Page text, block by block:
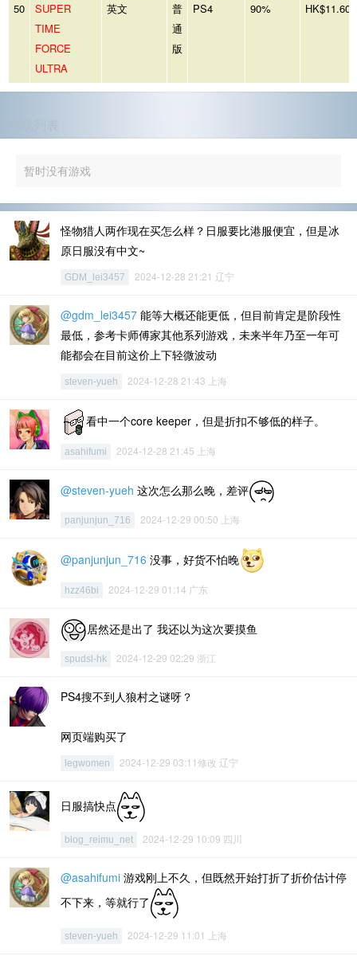
50
SUPER
TIME
FORCE
ULTRA
英文
普
通
版
PS4 90% HK$11.60
暂时没有游戏
怪物猎人两作现在买怎么样？日服要比港服便宜，但是冰
原日服没有中文~
GDM_lei3457 2024-12-28 21:21 辽宁
@gdm_lei3457 能等大概还能更低，但目前肯定是阶段性
最低，参考卡师傅家其他系列游戏，未来半年乃至一年可
能都会在目前这价上下轻微波动
steven-yueh 2024-12-28 21:43 上海
看中一个core keeper，但是折扣不够低的样子。
asahifumi 2024-12-28 21:45 上海
@steven-yueh 这次怎么那么晚，差评
panjunjun_716 2024-12-29 00:50 上海
@panjunjun_716 没事，好货不怕晚
hzz46bi 2024-12-29 01:14 广东
居然还是出了 我还以为这次要摸鱼
spudsl-hk 2024-12-29 02:29 浙江
PS4搜不到人狼村之谜呀？
网页端购买了
legwomen 2024-12-29 03:11修改 辽宁
日服搞快点
blog_reimu_net 2024-12-29 10:09 四川
@asahifumi 游戏刚上不久，但既然开始打折了折价估计停
不下来，等就行了
steven-yueh 2024-12-29 11:01 上海